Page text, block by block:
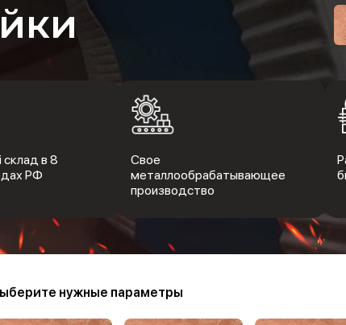
в 8
РФ
Свое
металлообрабатывающее
производство
нужные параметры